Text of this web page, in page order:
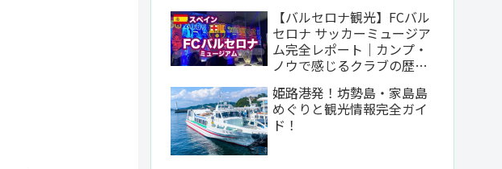
【バルセロナ観光】FCバル
セロナ サッカーミュージア
ム完全レポート｜カンプ・
ノウで感じるクラブの歴史
姫路港発！坊勢島・家島島
めぐりと観光情報完全ガイ
ド！